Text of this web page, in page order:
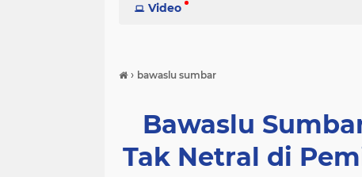
Video
› bawaslu sumbar
Bawaslu
Tak Netral di